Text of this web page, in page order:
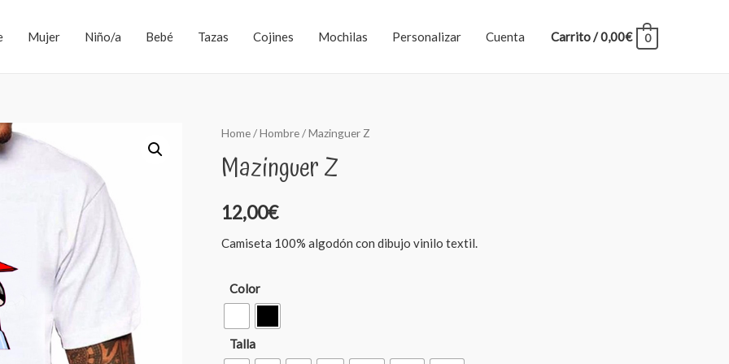
Mujer Niño/a Bebé Tazas Cojines Mochilas Personalizar Cuenta Carrito/0,00€ 0
Home/Hombre/ Mazinguer Z
Mazinguer Z
12,00€
Camiseta 100% algodón con dibujo vinilo textil.
Color
Talla